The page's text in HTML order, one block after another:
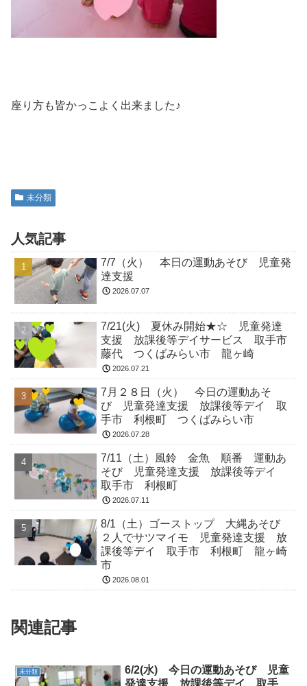
座り方も皆かっこよく出来ました♪
未分類
人気記事
7/7（火） 本日の運動あそび 児童発
達支援
2026.07.07
7/21(火) 夏休み開始★☆ 児童発達
支援 放課後等デイサービス 取手市
藤代 つくばみらい市 龍ヶ崎
2026.07.21
7月２８日（火） 今日の運動あそ
び 児童発達支援 放課後等デイ 取
手市 利根町 つくばみらい市
2026.07.28
7/11（土）風鈴 金魚 順番 運動あ
そび 児童発達支援 放課後等デイ
取手市 利根町
2026.07.11
8/1（土）ゴーストップ 大縄あそび
２人でサツマイモ 児童発達支援 放
課後等デイ 取手市 利根町 龍ヶ崎
市
2026.08.01
関連記事
未分類
6/2(水) 今日の運動あそび 児童
発達支援 放課後等デイ 取手